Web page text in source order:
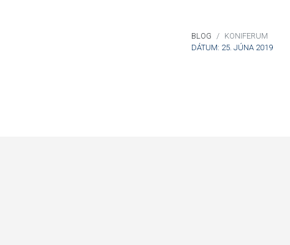
BLOG
KONIFERUM
DÁTUM: 25. JÚNA 2019